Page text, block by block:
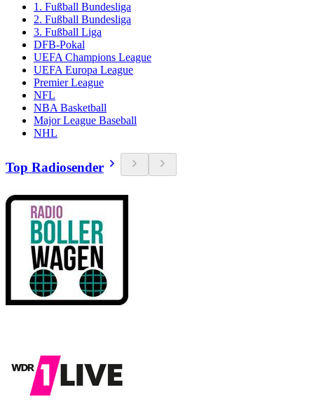
1. Fußball Bundesliga
2. Fußball Bundesliga
3. Fußball Liga
DFB-Pokal
UEFA Champions League
UEFA Europa League
Premier League
NFL
NBA Basketball
Major League Baseball
NHL
Top Radiosender